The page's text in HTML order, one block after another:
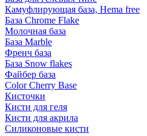
Камуфлирующая база, Hema free
База Chrome Flake
Молочная база
База Marble
Френч база
База Snow flakes
Файбер база
Color Cherry Base
Кисточки
Кисти для геля
Кисти для акрила
Силиконовые кисти